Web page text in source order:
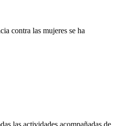
contra las mujeres se ha